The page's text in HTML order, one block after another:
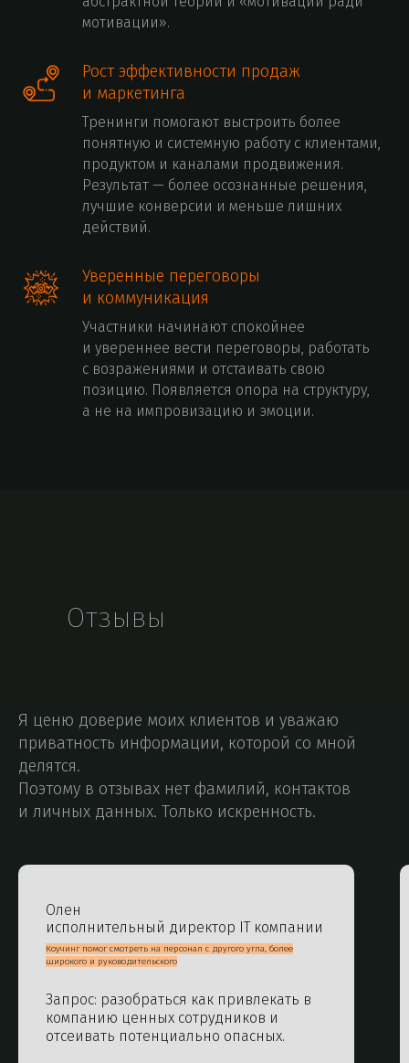
мотивации».
Рост эффективности продаж
и маркетинга
Тренинги помогают выстроить более
понятную и системную работу с клиентами,
продуктом и каналами продвижения.
Результат — более осознанные решения,
лучшие конверсии и меньше лишних
действий.
Уверенные переговоры
и коммуникация
Участники начинают спокойнее
и увереннее вести переговоры, работать
с возражениями и отстаивать свою
позицию. Появляется опора на структуру,
а не на импровизацию и эмоции.
Отзывы
Я ценю доверие моих клиентов и уважаю
приватность информации, которой со мной
делятся.
Поэтому в отзывах нет фамилий, контактов
и личных данных. Только искренность.
Олен
исполнительный директор IT компании
Коучинг помог смотреть на персонал с другого угла, более
широкого и руководительского
Запрос: разобраться как привлекать в
компанию ценных сотрудников и
отсеивать потенциально опасных.